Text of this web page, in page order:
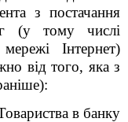
з постачання
(у тому числі
Інтернет)
від того, яка з
:
в банку